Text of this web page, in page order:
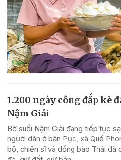
1.200 ngày công đắp kè
Nậm Giải
Bờ suối Nậm Giải đang tiếp tục
người dân ở bản Pục, xã Quế
bộ, chiến sĩ và đồng bào Thái đã